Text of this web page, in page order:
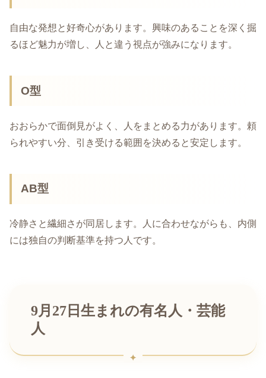
自由な発想と好奇心があります。興味のあることを深く掘
るほど魅力が増し、人と違う視点が強みになります。
O型
おおらかで面倒見がよく、人をまとめる力があります。頼
られやすい分、引き受ける範囲を決めると安定します。
AB型
冷静さと繊細さが同居します。人に合わせながらも、内側
には独自の判断基準を持つ人です。
9月27日生まれの有名人・芸能
人